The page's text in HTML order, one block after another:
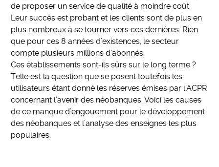
de proposer un service de qualité à moindre coût.
Leur succès est probant et les clients sont de plus en
plus nombreux à se tourner vers ces dernières. Rien
que pour ces 8 années d’existences, le secteur
compte plusieurs millions d’abonnés.
Ces établissements sont-ils sûrs sur le long terme ?
Telle est la question que se posent toutefois les
utilisateurs étant donné les réserves émises par l’ACPR
concernant l’avenir des néobanques. Voici les causes
de ce manque d’engouement pour le développement
des néobanques et l’analyse des enseignes les plus
populaires.